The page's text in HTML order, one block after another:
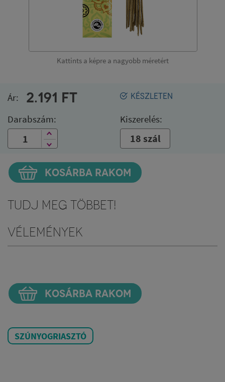
Kattints a képre a nagyobb méretért
KÉSZLETEN
Ár: 2.191 FT
Darabszám: Kiszerelés:
18 szál
KOSÁRBA RAKOM
Tudj meg többet!
Vélemények
KOSÁRBA RAKOM
SZÚNYOGRIASZTÓ